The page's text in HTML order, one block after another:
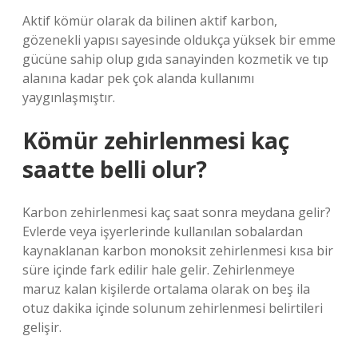
Aktif kömür olarak da bilinen aktif karbon,
gözenekli yapısı sayesinde oldukça yüksek bir emme
gücüne sahip olup gıda sanayinden kozmetik ve tıp
alanına kadar pek çok alanda kullanımı
yaygınlaşmıştır.
Kömür zehirlenmesi kaç
saatte belli olur?
Karbon zehirlenmesi kaç saat sonra meydana gelir?
Evlerde veya işyerlerinde kullanılan sobalardan
kaynaklanan karbon monoksit zehirlenmesi kısa bir
süre içinde fark edilir hale gelir. Zehirlenmeye
maruz kalan kişilerde ortalama olarak on beş ila
otuz dakika içinde solunum zehirlenmesi belirtileri
gelişir.